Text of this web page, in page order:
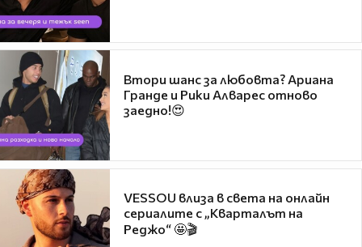
Втори шанс за любовта? Ариана
Гранде и Рики Алварес отново
заедно!😍
VESSOU влиза в света на онлайн
сериалите с „Кварталът на
Реджо“ 🤩🎬